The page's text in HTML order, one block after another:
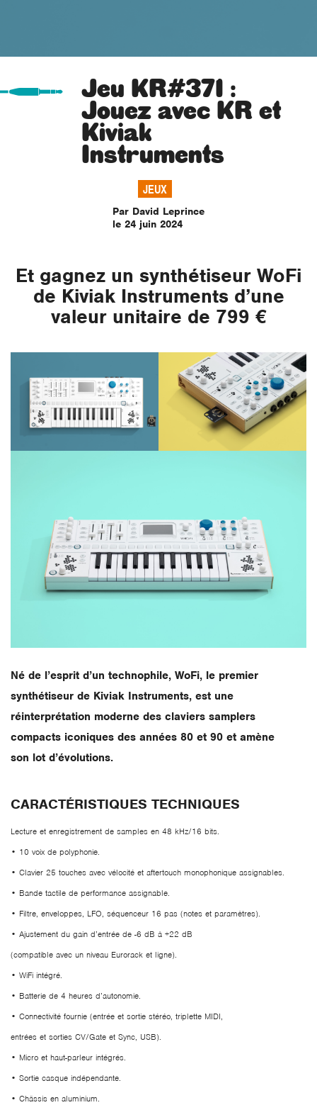
Jeu KR#371 :
Jouez avec KR et
Kiviak
Instruments
JEUX
Par David Leprince
le 24 juin 2024
Et gagnez un synthétiseur WoFi
de Kiviak Instruments d’une
valeur unitaire de 799 €
Né de l’esprit d’un technophile, WoFi, le premier
synthétiseur de Kiviak Instruments, est une
réinterprétation moderne des claviers samplers
compacts iconiques des années 80 et 90 et amène
son lot d’évolutions.
CARACTÉRISTIQUES TECHNIQUES
Lecture et enregistrement de samples en 48 kHz/16 bits.
• 10 voix de polyphonie.
• Clavier 25 touches avec vélocité et aftertouch monophonique assignables.
• Bande tactile de performance assignable.
• Filtre, enveloppes, LFO, séquenceur 16 pas (notes et paramètres).
• Ajustement du gain d’entrée de -6 dB à +22 dB
(compatible avec un niveau Eurorack et ligne).
• WiFi intégré.
• Batterie de 4 heures d’autonomie.
• Connectivité fournie (entrée et sortie stéréo, triplette MIDI,
entrées et sorties CV/Gate et Sync, USB).
• Micro et haut-parleur intégrés.
• Sortie casque indépendante.
• Châssis en aluminium.